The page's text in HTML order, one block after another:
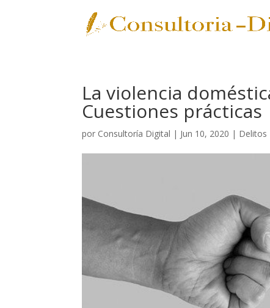
La violencia
Cuestiones prácticas
por Consultoría Digital | Jun 10, 2020 | Delitos